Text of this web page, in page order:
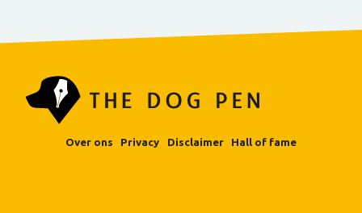
Over ons Privacy Disclaimer Hall of fame